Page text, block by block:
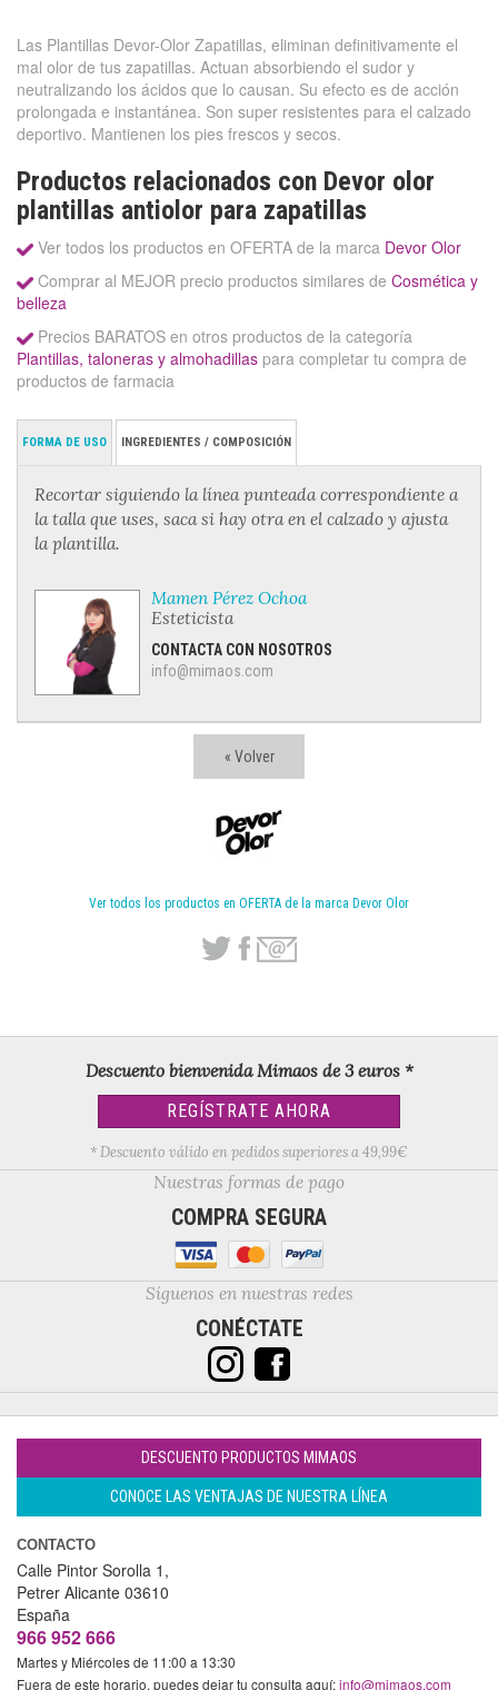
« Volver
Ver todos los productos en OFERTA de la marca Devor Olor
Las Plantillas Devor-Olor Zapatillas, eliminan definitivamente el
mal olor de tus zapatillas. Actuan absorbiendo el sudor y
neutralizando los ácidos que lo causan. Su efecto es de acción
prolongada e instantánea. Son super resistentes para el calzado
deportivo. Mantienen los pies frescos y secos.
Productos relacionados con Devor olor
plantillas antiolor para zapatillas
Ver todos los productos en OFERTA de la marca Devor Olor
Comprar al MEJOR precio productos similares de Cosmética y
belleza
Precios BARATOS en otros productos de la categoría
Plantillas, taloneras y almohadillas para completar tu compra de
productos de farmacia
FORMA DE USO INGREDIENTES / COMPOSICIÓN
Recortar siguiendo la línea punteada correspondiente a
la talla que uses, saca si hay otra en el calzado y ajusta
la plantilla.
Mamen Pérez Ochoa
Esteticista
CONTACTA CON NOSOTROS
info@mimaos.com
Descuento bienvenida Mimaos de 3 euros *
REGÍSTRATE AHORA
* Descuento válido en pedidos superiores a 49,99€
Nuestras formas de pago
COMPRA SEGURA
Síguenos en nuestras redes
CONÉCTATE
DESCUENTO PRODUCTOS MIMAOS
CONOCE LAS VENTAJAS DE NUESTRA LÍNEA
CONTACTO
Calle Pintor Sorolla 1,
Petrer Alicante 03610
España
966 952 666
Martes y Miércoles de 11:00 a 13:30
Fuera de este horario, puedes dejar tu consulta aquí:info@mimaos.com